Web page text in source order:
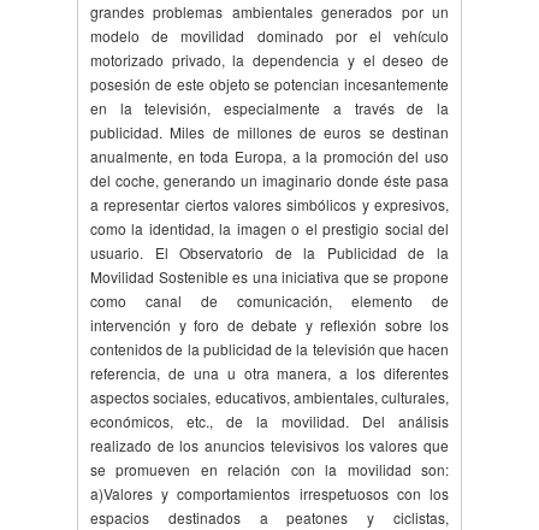
grandes problemas ambientales generados por un
modelo de movilidad dominado por el vehículo
motorizado privado, la dependencia y el deseo de
posesión de este objeto se potencian incesantemente
en la televisión, especialmente a través de la
publicidad. Miles de millones de euros se destinan
anualmente, en toda Europa, a la promoción del uso
del coche, generando un imaginario donde éste pasa
a representar ciertos valores simbólicos y expresivos,
como la identidad, la imagen o el prestigio social del
usuario. El Observatorio de la Publicidad de la
Movilidad Sostenible es una iniciativa que se propone
como canal de comunicación, elemento de
intervención y foro de debate y reflexión sobre los
contenidos de la publicidad de la televisión que hacen
referencia, de una u otra manera, a los diferentes
aspectos sociales, educativos, ambientales, culturales,
económicos, etc., de la movilidad. Del análisis
realizado de los anuncios televisivos los valores que
se promueven en relación con la movilidad son:
a)Valores y comportamientos irrespetuosos con los
espacios destinados a peatones y ciclistas,